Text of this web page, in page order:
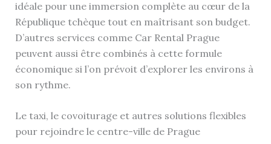
idéale pour une immersion complète au cœur de la
République tchèque tout en maîtrisant son budget.
D’autres services comme Car Rental Prague
peuvent aussi être combinés à cette formule
économique si l’on prévoit d’explorer les environs à
son rythme.
Le taxi, le covoiturage et autres solutions flexibles
pour rejoindre le centre-ville de Prague